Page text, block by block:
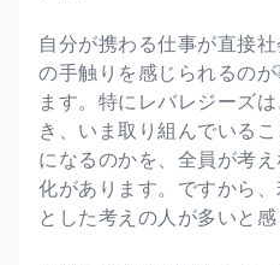
自分が携わる仕事が直接
の手触りを感じられるの
ます。特にレバレジーズ
き、いま取り組んでいる
になるのかを、全員が考
化があります。ですから
とした考えの人が多いと感